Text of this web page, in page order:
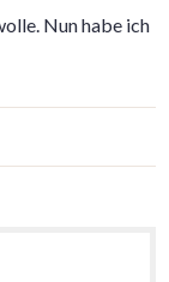
Nun habe ich